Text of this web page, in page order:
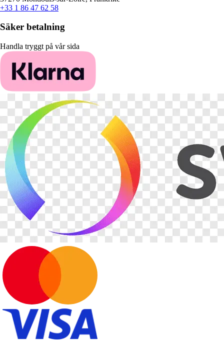
+33 1 86 47 62 58
Säker betalning
Handla tryggt på vår sida